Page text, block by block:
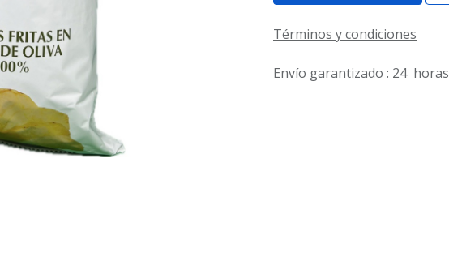
Términos y condiciones
Envío garantizado : 24 horas